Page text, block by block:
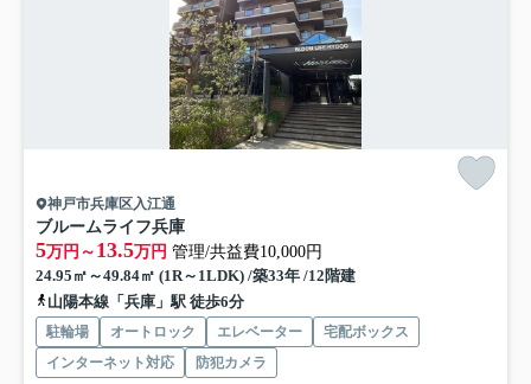
神戸市兵庫区入江通
ブルームライフ兵庫
5万円～ 13.5万円 管理/共益費10,000円
24.95㎡～49.84㎡ (1R～1LDK) /築33年 /12階建
山陽本線「兵庫」駅 徒歩6分
駐輪場 オートロック エレベーター
宅配ボックス
インターネット対応
防犯カメラ